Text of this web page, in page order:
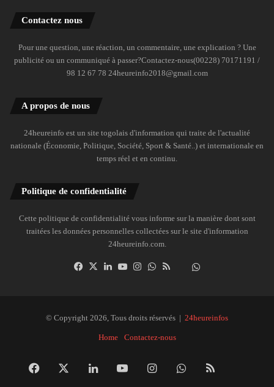
Contactez nous
Pour une question, une réaction, un commentaire, une explication ? Une
publicité ou un communiqué à passer?Contactez-nous(00228) 70171191 /
98 12 67 78 24heureinfo2018@gmail.com
A propos de nous
24heureinfo est un site togolais d'information qui traite de l'actualité
nationale (Économie, Politique, Société, Sport & Santé..) et internationale en
temps réel et en continu.
Politique de confidentialité
Cette politique de confidentialité vous informe sur la manière dont sont
traitées les données personnelles collectées sur le site d'information
24heureinfo.com.
Facebook
X LinkedinYouTubeInstagramWhatsAppDailymotion
© Copyright 2026, Tous droits réservés | 24heureinfos
Home Contactez-nous
Facebook LinkedinYouTubeInstagramWhatsApp
RSS